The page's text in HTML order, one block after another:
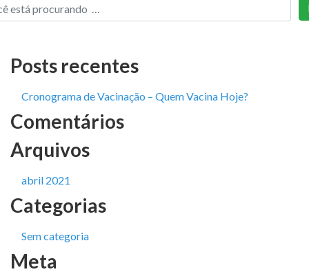
Posts recentes
Cronograma de Vacinação – Quem Vacina Hoje?
Comentários
Arquivos
abril 2021
Categorias
Sem categoria
Meta